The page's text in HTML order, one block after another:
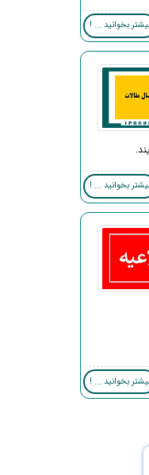
بخوانید ... !
بخوانید ... !
بخوانید ... !